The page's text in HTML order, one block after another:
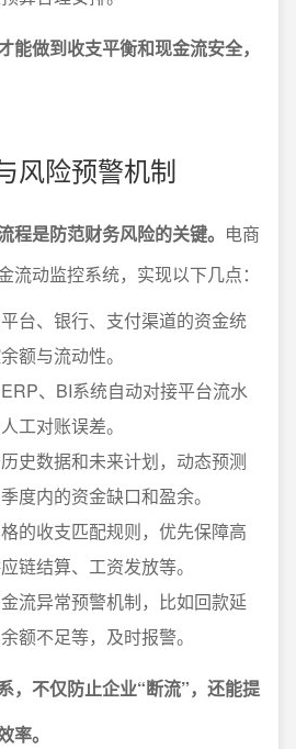
能做到收支平衡和现金流安全，
风险预警机制
程是防范财务风险的关键。 电商
流动监控系统，实现以下几点：
台、银行、支付渠道的资金统
额与流动性。
、BI系统自动对接平台流水
工对账误差。
史数据和未来计划，动态预测
度内的资金缺口和盈余。
的收支匹配规则，优先保障高
链结算、工资发放等。
流异常预警机制，比如回款延
额不足等，及时报警。
，不仅防止企业“断流”，还能提
率。